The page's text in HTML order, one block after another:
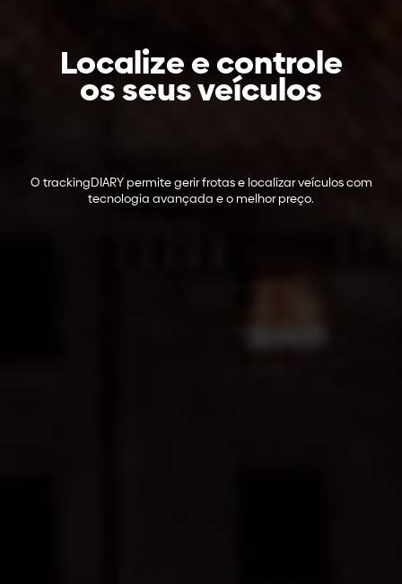
Localize e controle
os seus veículos
O trackingDIARY permite gerir frotas e localizar veículos com
tecnologia avançada e o melhor preço.